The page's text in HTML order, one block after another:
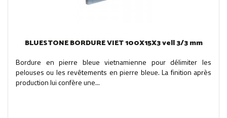
BLUESTONE BORDURE VIET 100X15X3 vell 3/3 mm
Bordure en pierre bleue vietnamienne pour délimiter les
pelouses ou les revêtements en pierre bleue. La finition après
production lui confère une...